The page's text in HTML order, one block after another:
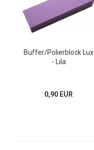
Buffer/Polierblock Lux
- Lila
0,90 EUR